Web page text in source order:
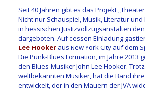
Seit 40 Jahren gibt es das Projekt
Nicht nur Schauspiel, Musik, Literatur
in hessischen Justizvollzugsanstalten
dargeboten. Auf dessen Einladung
Lee Hookeraus New York City auf dem
Die Punk-Blues Formation, im Jahre 2013
den Blues-Musiker John Lee Hooker.
weltbekannten Musiker, hat die Band
entwickelt, der in den Mauern der JVA